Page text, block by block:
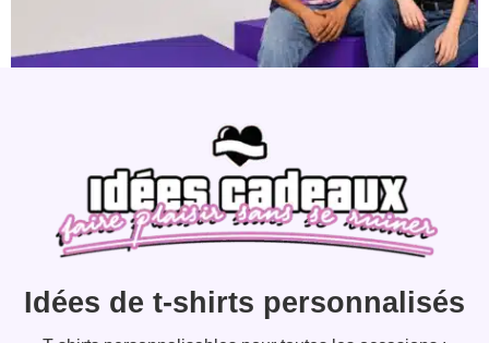
Idées de t-shirts personnalisés